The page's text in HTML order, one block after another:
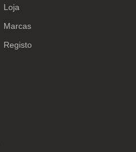
Loja
Marcas
Registo